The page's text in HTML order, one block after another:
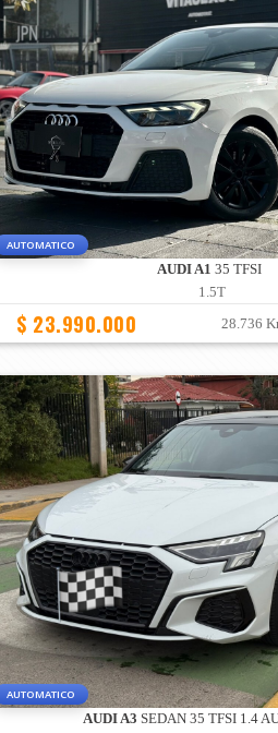
AUTOMATICO
AUDI A1 35 TFSI
1.5T
$ 23.990.000 28.736
AUTOMATICO
AUDI A3 SEDAN 35 TFSI 1.4